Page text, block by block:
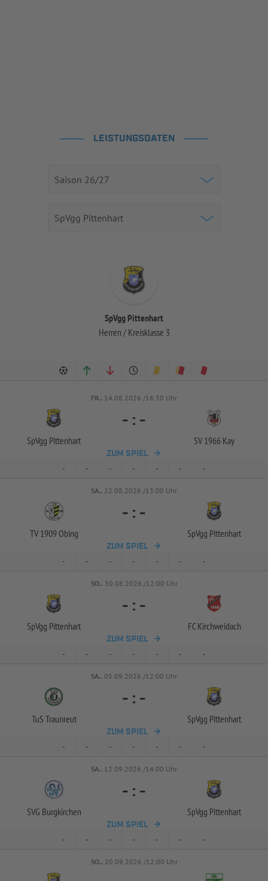
LEISTUNGSDATEN
SpVgg Pittenhart
Herren / Kreisklasse 3
FR.. 14.08.2026 /16:30 Uhr
SpVgg Pittenhart
- : -
SV 1966 Kay
ZUM SPIEL
- - - - - - -
SA.. 22.08.2026 /13:00 Uhr
TV 1909 Obing
- : -
SpVgg Pittenhart
ZUM SPIEL
- - - - - - -
SO.. 30.08.2026 /12:00 Uhr
SpVgg Pittenhart
- : -
FC Kirchweidach
ZUM SPIEL
- - - - - - -
SA.. 05.09.2026 /12:00 Uhr
TuS Traunreut
- : -
SpVgg Pittenhart
ZUM SPIEL
- - - - - - -
SA.. 12.09.2026 /14:00 Uhr
SVG Burgkirchen
- : -
SpVgg Pittenhart
ZUM SPIEL
- - - - - - -
SO.. 20.09.2026 /12:00 Uhr